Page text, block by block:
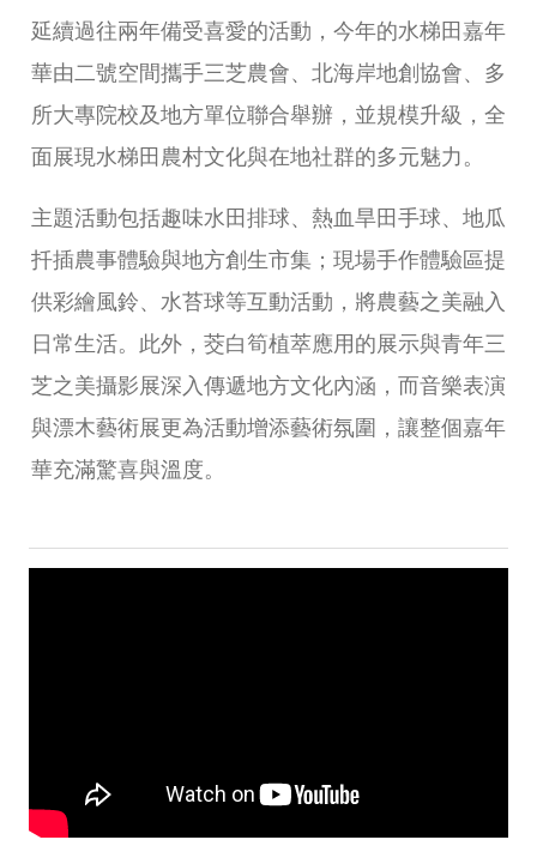
延續過往兩年備受喜愛的活動，今年的水梯田嘉年
華由二號空間攜手三芝農會、北海岸地創協會、多
所大專院校及地方單位聯合舉辦，並規模升級，全
面展現水梯田農村文化與在地社群的多元魅力。
主題活動包括趣味水田排球、熱血旱田手球、地瓜
扦插農事體驗與地方創生市集；現場手作體驗區提
供彩繪風鈴、水苔球等互動活動，將農藝之美融入
日常生活。此外，茭白筍植萃應用的展示與青年三
芝之美攝影展深入傳遞地方文化內涵，而音樂表演
與漂木藝術展更為活動增添藝術氛圍，讓整個嘉年
華充滿驚喜與溫度。